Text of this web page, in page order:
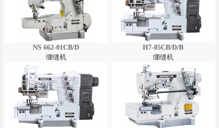
NS 662-01CB/D
绷缝机
H7-05CB/D/B
绷缝机